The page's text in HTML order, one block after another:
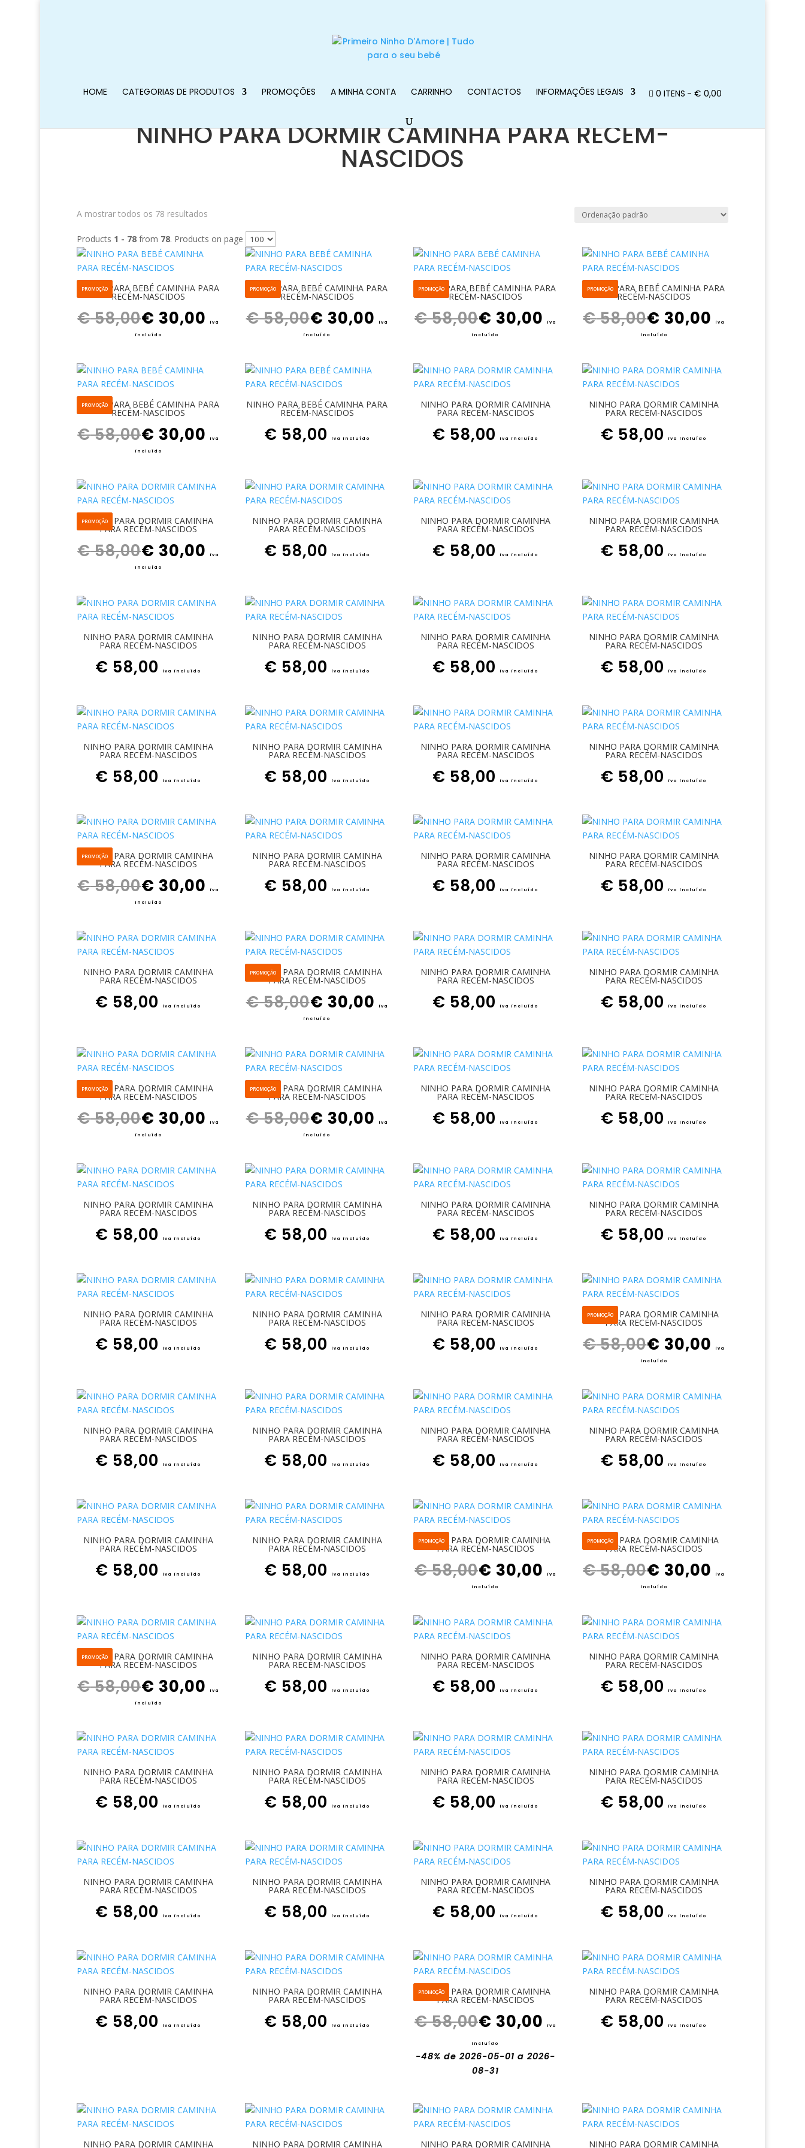
HOME CATEGORIAS DE PRODUTOS PROMOÇÕES A MINHA CONTA CARRINHO CONTACTOS INFORMAÇÕES LEGAIS 0 ITENS € 0,00
NINHO PARA DORMIR CAMINHA PARA RECÉM-
NASCIDOS
A mostrar todos os 78 resultados
Products 1 - 78from 78. Products on page
PROMOÇÃO
NINHO PARA BEBÉ CAMINHA PARA
RECÉM-NASCIDOS
€58,00€ 30,00 iva
incluído
PROMOÇÃO
NINHO PARA BEBÉ CAMINHA PARA
RECÉM-NASCIDOS
€58,00€ 30,00 iva
incluído
PROMOÇÃO
NINHO PARA BEBÉ CAMINHA PARA
RECÉM-NASCIDOS
€58,00€ 30,00 iva
incluído
PROMOÇÃO
NINHO PARA BEBÉ CAMINHA PARA
RECÉM-NASCIDOS
€58,00€ 30,00 iva
incluído
PROMOÇÃO
NINHO PARA BEBÉ CAMINHA PARA
RECÉM-NASCIDOS
€58,00€ 30,00 iva
incluído
NINHO PARA BEBÉ CAMINHA PARA
RECÉM-NASCIDOS
€ 58,00 iva incluído
NINHO PARA DORMIR CAMINHA
PARA RECÉM-NASCIDOS
€ 58,00 iva incluído
NINHO PARA DORMIR CAMINHA
PARA RECÉM-NASCIDOS
€ 58,00 iva incluído
PROMOÇÃO
NINHO PARA DORMIR CAMINHA
PARA RECÉM-NASCIDOS
€58,00€ 30,00 iva
incluído
NINHO PARA DORMIR CAMINHA
PARA RECÉM-NASCIDOS
€ 58,00 iva incluído
NINHO PARA DORMIR CAMINHA
PARA RECÉM-NASCIDOS
€ 58,00 iva incluído
NINHO PARA DORMIR CAMINHA
PARA RECÉM-NASCIDOS
€ 58,00 iva incluído
NINHO PARA DORMIR CAMINHA
PARA RECÉM-NASCIDOS
€ 58,00 iva incluído
NINHO PARA DORMIR CAMINHA
PARA RECÉM-NASCIDOS
€ 58,00 iva incluído
NINHO PARA DORMIR CAMINHA
PARA RECÉM-NASCIDOS
€ 58,00 iva incluído
NINHO PARA DORMIR CAMINHA
PARA RECÉM-NASCIDOS
€ 58,00 iva incluído
NINHO PARA DORMIR CAMINHA
PARA RECÉM-NASCIDOS
€ 58,00 iva incluído
NINHO PARA DORMIR CAMINHA
PARA RECÉM-NASCIDOS
€ 58,00 iva incluído
NINHO PARA DORMIR CAMINHA
PARA RECÉM-NASCIDOS
€ 58,00 iva incluído
NINHO PARA DORMIR CAMINHA
PARA RECÉM-NASCIDOS
€ 58,00 iva incluído
PROMOÇÃO
NINHO PARA DORMIR CAMINHA
PARA RECÉM-NASCIDOS
€58,00€ 30,00 iva
incluído
NINHO PARA DORMIR CAMINHA
PARA RECÉM-NASCIDOS
€ 58,00 iva incluído
NINHO PARA DORMIR CAMINHA
PARA RECÉM-NASCIDOS
€ 58,00 iva incluído
NINHO PARA DORMIR CAMINHA
PARA RECÉM-NASCIDOS
€ 58,00 iva incluído
NINHO PARA DORMIR CAMINHA
PARA RECÉM-NASCIDOS
€ 58,00 iva incluído
PROMOÇÃO
NINHO PARA DORMIR CAMINHA
PARA RECÉM-NASCIDOS
€58,00€ 30,00 iva
incluído
NINHO PARA DORMIR CAMINHA
PARA RECÉM-NASCIDOS
€ 58,00 iva incluído
NINHO PARA DORMIR CAMINHA
PARA RECÉM-NASCIDOS
€ 58,00 iva incluído
PROMOÇÃO
NINHO PARA DORMIR CAMINHA
PARA RECÉM-NASCIDOS
€58,00€ 30,00 iva
incluído
PROMOÇÃO
NINHO PARA DORMIR CAMINHA
PARA RECÉM-NASCIDOS
€58,00€ 30,00 iva
incluído
NINHO PARA DORMIR CAMINHA
PARA RECÉM-NASCIDOS
€ 58,00 iva incluído
NINHO PARA DORMIR CAMINHA
PARA RECÉM-NASCIDOS
€ 58,00 iva incluído
NINHO PARA DORMIR CAMINHA
PARA RECÉM-NASCIDOS
€ 58,00 iva incluído
NINHO PARA DORMIR CAMINHA
PARA RECÉM-NASCIDOS
€ 58,00 iva incluído
NINHO PARA DORMIR CAMINHA
PARA RECÉM-NASCIDOS
€ 58,00 iva incluído
NINHO PARA DORMIR CAMINHA
PARA RECÉM-NASCIDOS
€ 58,00 iva incluído
NINHO PARA DORMIR CAMINHA
PARA RECÉM-NASCIDOS
€ 58,00 iva incluído
NINHO PARA DORMIR CAMINHA
PARA RECÉM-NASCIDOS
€ 58,00 iva incluído
NINHO PARA DORMIR CAMINHA
PARA RECÉM-NASCIDOS
€ 58,00 iva incluído
PROMOÇÃO
NINHO PARA DORMIR CAMINHA
PARA RECÉM-NASCIDOS
€58,00€ 30,00 iva
incluído
NINHO PARA DORMIR CAMINHA
PARA RECÉM-NASCIDOS
€ 58,00 iva incluído
NINHO PARA DORMIR CAMINHA
PARA RECÉM-NASCIDOS
€ 58,00 iva incluído
NINHO PARA DORMIR CAMINHA
PARA RECÉM-NASCIDOS
€ 58,00 iva incluído
NINHO PARA DORMIR CAMINHA
PARA RECÉM-NASCIDOS
€ 58,00 iva incluído
NINHO PARA DORMIR CAMINHA
PARA RECÉM-NASCIDOS
€ 58,00 iva incluído
NINHO PARA DORMIR CAMINHA
PARA RECÉM-NASCIDOS
€ 58,00 iva incluído
PROMOÇÃO
NINHO PARA DORMIR CAMINHA
PARA RECÉM-NASCIDOS
€58,00€ 30,00 iva
incluído
PROMOÇÃO
NINHO PARA DORMIR CAMINHA
PARA RECÉM-NASCIDOS
€58,00€ 30,00 iva
incluído
PROMOÇÃO
NINHO PARA DORMIR CAMINHA
PARA RECÉM-NASCIDOS
€58,00€ 30,00 iva
incluído
NINHO PARA DORMIR CAMINHA
PARA RECÉM-NASCIDOS
€ 58,00 iva incluído
NINHO PARA DORMIR CAMINHA
PARA RECÉM-NASCIDOS
€ 58,00 iva incluído
NINHO PARA DORMIR CAMINHA
PARA RECÉM-NASCIDOS
€ 58,00 iva incluído
NINHO PARA DORMIR CAMINHA
PARA RECÉM-NASCIDOS
€ 58,00 iva incluído
NINHO PARA DORMIR CAMINHA
PARA RECÉM-NASCIDOS
€ 58,00 iva incluído
NINHO PARA DORMIR CAMINHA
PARA RECÉM-NASCIDOS
€ 58,00 iva incluído
NINHO PARA DORMIR CAMINHA
PARA RECÉM-NASCIDOS
€ 58,00 iva incluído
NINHO PARA DORMIR CAMINHA
PARA RECÉM-NASCIDOS
€ 58,00 iva incluído
NINHO PARA DORMIR CAMINHA
PARA RECÉM-NASCIDOS
€ 58,00 iva incluído
NINHO PARA DORMIR CAMINHA
PARA RECÉM-NASCIDOS
€ 58,00 iva incluído
NINHO PARA DORMIR CAMINHA
PARA RECÉM-NASCIDOS
€ 58,00 iva incluído
NINHO PARA DORMIR CAMINHA
PARA RECÉM-NASCIDOS
€ 58,00 iva incluído
NINHO PARA DORMIR CAMINHA
PARA RECÉM-NASCIDOS
€ 58,00 iva incluído
PROMOÇÃO
NINHO PARA DORMIR CAMINHA
PARA RECÉM-NASCIDOS
€58,00€ 30,00 iva
incluído
-48% de 2026-05-01 a 2026-
08-31
NINHO PARA DORMIR CAMINHA
PARA RECÉM-NASCIDOS
€ 58,00 iva incluído
NINHO PARA DORMIR CAMINHA NINHO PARA DORMIR CAMINHA NINHO PARA DORMIR CAMINHA NINHO PARA DORMIR CAMINHA